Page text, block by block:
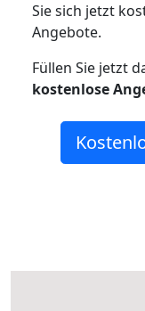
Sie sich jetzt
Angebote.
Füllen Sie jetzt
kostenlose